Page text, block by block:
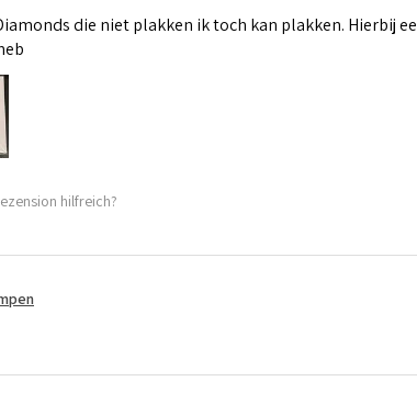
die niet plakken ik toch kan plakken. Hierbij
hilfreich?